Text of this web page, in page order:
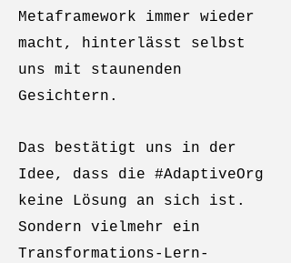
Metaframework immer wieder
macht, hinterlässt selbst
uns mit staunenden
Gesichtern.
Das bestätigt uns in der
Idee, dass die #AdaptiveOrg
keine Lösung an sich ist.
Sondern vielmehr ein
Transformations-Lern-